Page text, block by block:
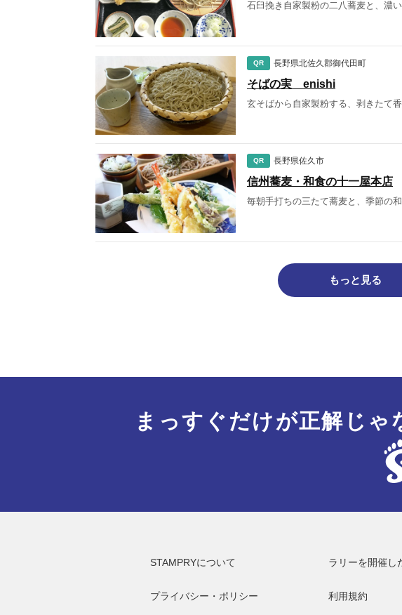
石臼挽き自家製粉の二八蕎麦と、濃い
QR 長野県北佐久郡御代田町
そばの実 enishi
玄そばから自家製粉する、剥きたて香
QR 長野県佐久市
信州蕎麦・和食の十一屋本店
毎朝手打ちの三たて蕎麦と、季節の和
もっと見る
まっすぐだけが正解じゃ
STAMPRYについて ラリーを開催し
プライバシー・ポリシー 利用規約